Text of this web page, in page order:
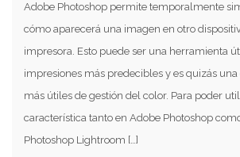
Adobe Photoshop permite temporalmente
cómo aparecerá una imagen en otro
impresora. Esto puede ser una herramienta
impresiones más predecibles y es quizás
más útiles de gestión del color. Para poder
característica tanto en Adobe Photoshop
Photoshop Lightroom […]